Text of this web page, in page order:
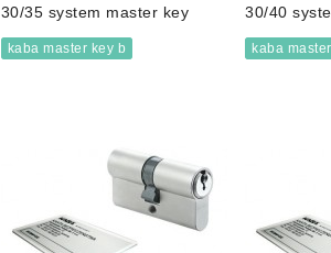
30/35 system master key
kaba master key b
30/40
kaba